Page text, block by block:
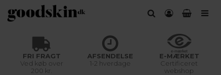
FRI FRAGT
Ved køb over
200 kr.
AFSENDELSE
1-2 hverdage
E-MÆRKET
Certificeret
webshop